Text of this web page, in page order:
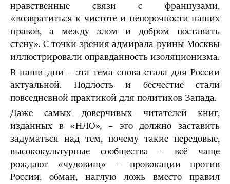
нравственные связи с французами,
«возвратиться к чистоте и непорочности наших
нравов, а между злом и добром поставить
стену». С точки зрения адмирала руины Москвы
иллюстрировали оправданность изоляционизма.
В наши дни – эта тема снова стала для России
актуальной. Подлость и бесчестие стали
повседневной практикой для политиков Запада.
Даже самых доверчивых читателей книг,
изданных в «НЛО», – это должно заставить
задуматься над тем, почему такие передовые,
высококультурные сообщества – всё чаще
рождают «чудовищ» – провокации против
России, обман, наглую ложь вместо правил